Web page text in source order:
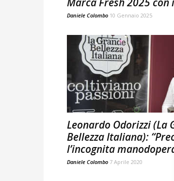
Daniele Colombo 10 Gennaio 2025
Leonardo Odorizzi (La
Bellezza Italiana):
l’incognita
Daniele Colombo 7 Aprile 2020